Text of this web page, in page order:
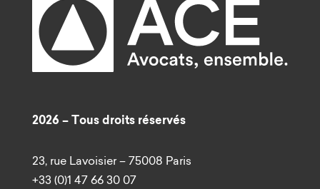
2026 – Tous droits réservés
23, rue Lavoisier – 75008 Paris
+33 (0)1 47 66 30 07